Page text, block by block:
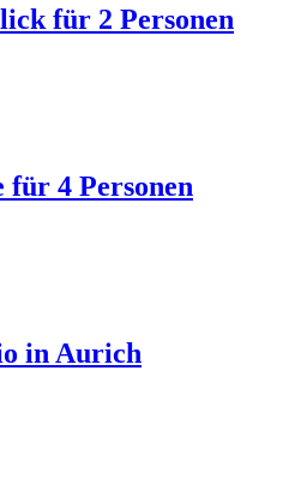
für 2 Personen
für 4 Personen
in Aurich